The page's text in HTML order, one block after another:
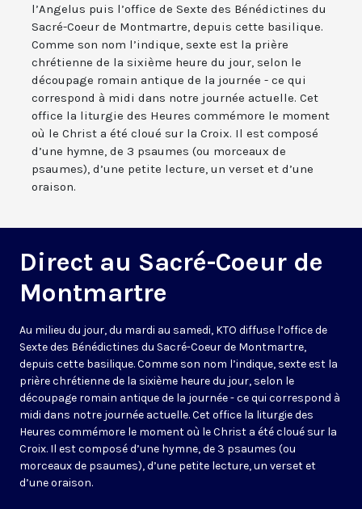
l’Angelus puis l’office de Sexte des Bénédictines du
Sacré-Coeur de Montmartre, depuis cette basilique.
Comme son nom l’indique, sexte est la prière
chrétienne de la sixième heure du jour, selon le
découpage romain antique de la journée - ce qui
correspond à midi dans notre journée actuelle. Cet
office la liturgie des Heures commémore le moment
où le Christ a été cloué sur la Croix. Il est composé
d’une hymne, de 3 psaumes (ou morceaux de
psaumes), d’une petite lecture, un verset et d’une
oraison.
Direct au Sacré-Coeur de
Montmartre
Au milieu du jour, du mardi au samedi, KTO diffuse l’office de
Sexte des Bénédictines du Sacré-Coeur de Montmartre,
depuis cette basilique. Comme son nom l’indique, sexte est la
prière chrétienne de la sixième heure du jour, selon le
découpage romain antique de la journée - ce qui correspond à
midi dans notre journée actuelle. Cet office la liturgie des
Heures commémore le moment où le Christ a été cloué sur la
Croix. Il est composé d’une hymne, de 3 psaumes (ou
morceaux de psaumes), d’une petite lecture, un verset et
d’une oraison.